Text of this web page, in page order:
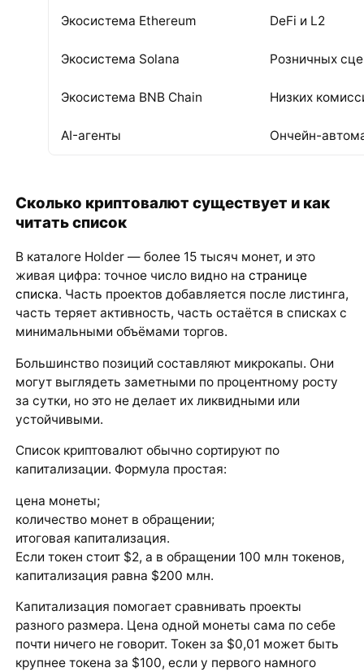
Экосистема Ethereum DeFi и L2
Экосистема Solana Розничных
Экосистема BNB Chain Низких
AI-агенты Ончейн-
Сколько криптовалют существует и как
читать список
В каталоге Holder — более 15 тысяч монет, и это
живая цифра: точное число видно на странице
списка. Часть проектов добавляется после листинга,
часть теряет активность, часть остаётся в списках с
минимальными объёмами торгов.
Большинство позиций составляют микрокапы. Они
могут выглядеть заметными по процентному росту
за сутки, но это не делает их ликвидными или
устойчивыми.
Список криптовалют обычно сортируют по
капитализации. Формула простая:
цена монеты;
количество монет в обращении;
итоговая капитализация.
Если токен стоит $2, а в обращении 100 млн токенов,
капитализация равна $200 млн.
Капитализация помогает сравнивать проекты
разного размера. Цена одной монеты сама по себе
почти ничего не говорит. Токен за $0,01 может быть
крупнее токена за $100, если у первого намного